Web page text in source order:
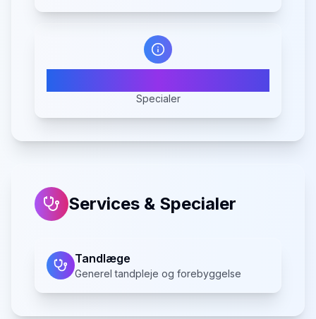
Specialer
Services & Specialer
Tandlæge
Generel tandpleje og forebyggelse